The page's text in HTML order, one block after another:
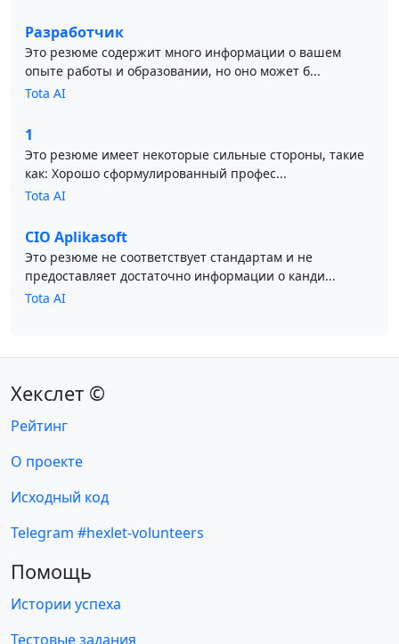
Разработчик
Это резюме содержит много информации о вашем
опыте работы и образовании, но оно может б...
Tota AI
1
Это резюме имеет некоторые сильные стороны, такие
как: Хорошо сформулированный профес...
Tota AI
CIO Aplikasoft
Это резюме не соответствует стандартам и не
предоставляет достаточно информации о канди...
Tota AI
Хекслет ©
Рейтинг
О проекте
Исходный код
Telegram #hexlet-volunteers
Помощь
Истории успеха
Тестовые задания